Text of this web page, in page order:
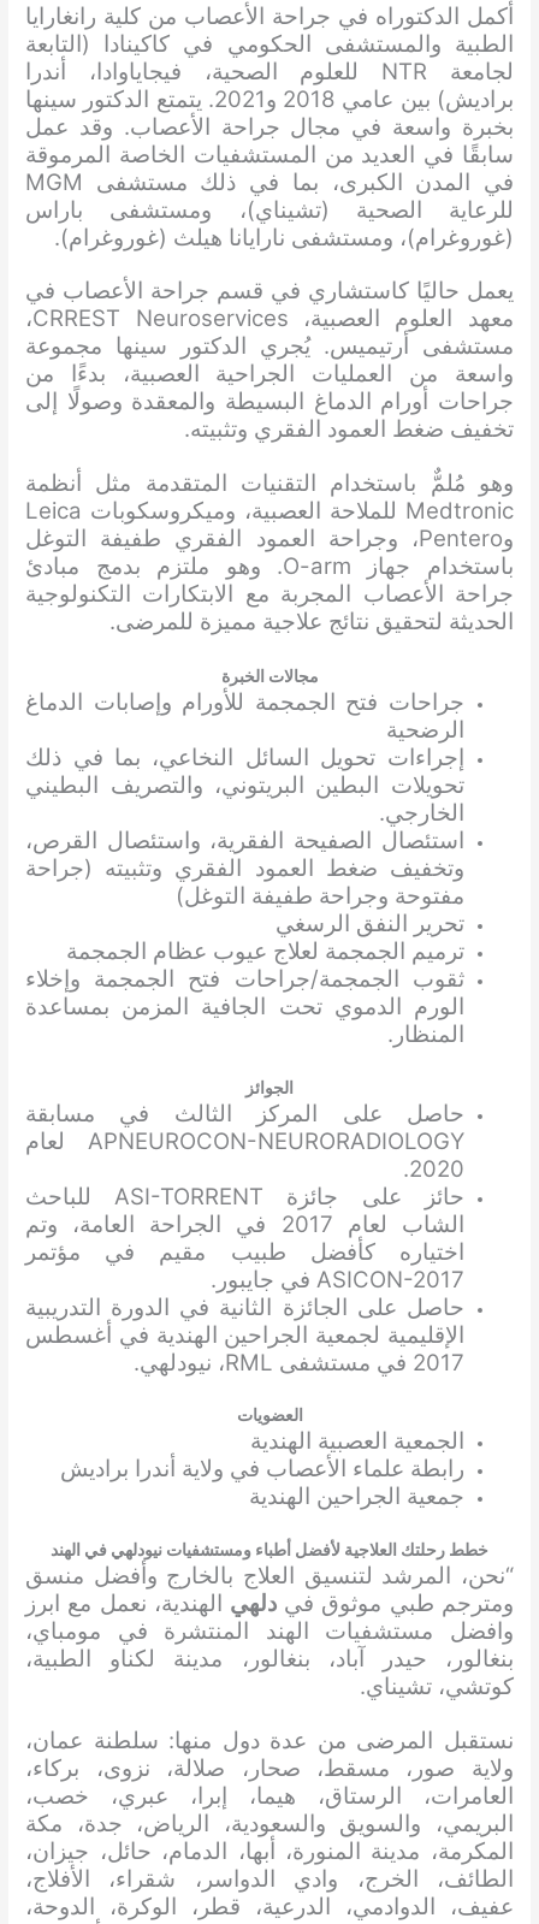
أكمل الدكتوراه في جراحة الأعصاب من كلية رانغارايا
الطبية والمستشفى الحكومي في كاكينادا (التابعة
لجامعة NTR للعلوم الصحية، فيجاياوادا، أندرا
براديش) بين عامي 2018 و2021. يتمتع الدكتور سينها
بخبرة واسعة في مجال جراحة الأعصاب. وقد عمل
سابقًا في العديد من المستشفيات الخاصة المرموقة
في المدن الكبرى، بما في ذلك مستشفى MGM
للرعاية الصحية (تشيناي)، ومستشفى باراس
(غوروغرام)، ومستشفى نارايانا هيلث (غوروغرام).
يعمل حاليًا كاستشاري في قسم جراحة الأعصاب في
معهد العلوم العصبية، CRREST Neuroservices،
مستشفى أرتيميس. يُجري الدكتور سينها مجموعة
واسعة من العمليات الجراحية العصبية، بدءًا من
جراحات أورام الدماغ البسيطة والمعقدة وصولًا إلى
تخفيف ضغط العمود الفقري وتثبيته.
وهو مُلمٌّ باستخدام التقنيات المتقدمة مثل أنظمة
Medtronic للملاحة العصبية، وميكروسكوبات Leica
وPentero، وجراحة العمود الفقري طفيفة التوغل
باستخدام جهاز O-arm. وهو ملتزم بدمج مبادئ
جراحة الأعصاب المجربة مع الابتكارات التكنولوجية
الحديثة لتحقيق نتائج علاجية مميزة للمرضى.
مجالات الخبرة
جراحات فتح الجمجمة للأورام وإصابات الدماغ
الرضحية
إجراءات تحويل السائل النخاعي، بما في ذلك
تحويلات البطين البريتوني، والتصريف البطيني
الخارجي.
استئصال الصفيحة الفقرية، واستئصال القرص،
وتخفيف ضغط العمود الفقري وتثبيته (جراحة
مفتوحة وجراحة طفيفة التوغل)
تحرير النفق الرسغي
ترميم الجمجمة لعلاج عيوب عظام الجمجمة
ثقوب الجمجمة/جراحات فتح الجمجمة وإخلاء
الورم الدموي تحت الجافية المزمن بمساعدة
المنظار.
الجوائز
حاصل على المركز الثالث في مسابقة
APNEUROCON-NEURORADIOLOGY لعام
2020.
حائز على جائزة ASI-TORRENT للباحث
الشاب لعام 2017 في الجراحة العامة، وتم
اختياره كأفضل طبيب مقيم في مؤتمر
ASICON-2017 في جايبور.
حاصل على الجائزة الثانية في الدورة التدريبية
الإقليمية لجمعية الجراحين الهندية في أغسطس
2017 في مستشفى RML، نيودلهي.
العضويات
الجمعية العصبية الهندية
رابطة علماء الأعصاب في ولاية أندرا براديش
جمعية الجراحين الهندية
خطط رحلتك العلاجية لأفضل أطباء ومستشفيات نيودلهي في الهند
“نحن، المرشد لتنسيق العلاج بالخارج وأفضل منسق
ومترجم طبي موثوق في دلهي الهندية، نعمل مع ابرز
وافضل مستشفيات الهند المنتشرة في مومباي،
بنغالور، حيدر آباد، بنغالور، مدينة لكناو الطبية،
كوتشي، تشيناي.
نستقبل المرضى من عدة دول منها: سلطنة عمان،
ولاية صور، مسقط، صحار، صلالة، نزوى، بركاء،
العامرات، الرستاق، هيما، إبرا، عبري، خصب،
البريمي، والسويق والسعودية، الرياض، جدة، مكة
المكرمة، مدينة المنورة، أبها، الدمام، حائل، جيزان،
الطائف، الخرج، وادي الدواسر، شقراء، الأفلاج،
عفيف، الدوادمي، الدرعية، قطر، الوكرة، الدوحة،